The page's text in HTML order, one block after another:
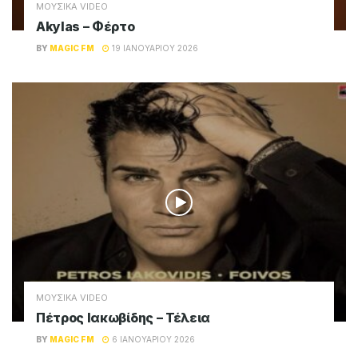
ΜΟΥΣΙΚΑ VIDEO
Akylas – Φέρτο
BY MAGIC FM 19 ΙΑΝΟΥΑΡΊΟΥ 2026
ΜΟΥΣΙΚΑ VIDEO
Πέτρος Ιακωβίδης – Τέλεια
BY MAGIC FM 6 ΙΑΝΟΥΑΡΊΟΥ 2026